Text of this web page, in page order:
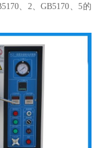
、2、GB5170、5的